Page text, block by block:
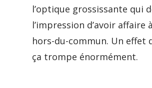
l’optique grossissante qui
l’impression d’avoir affaire
hors-du-commun. Un effet
ça trompe énormément.